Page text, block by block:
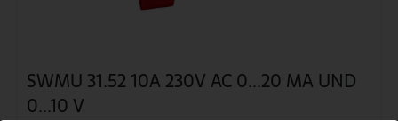
SWMU 31.52 10A 230V AC 0...20 MA UND
0...10 V